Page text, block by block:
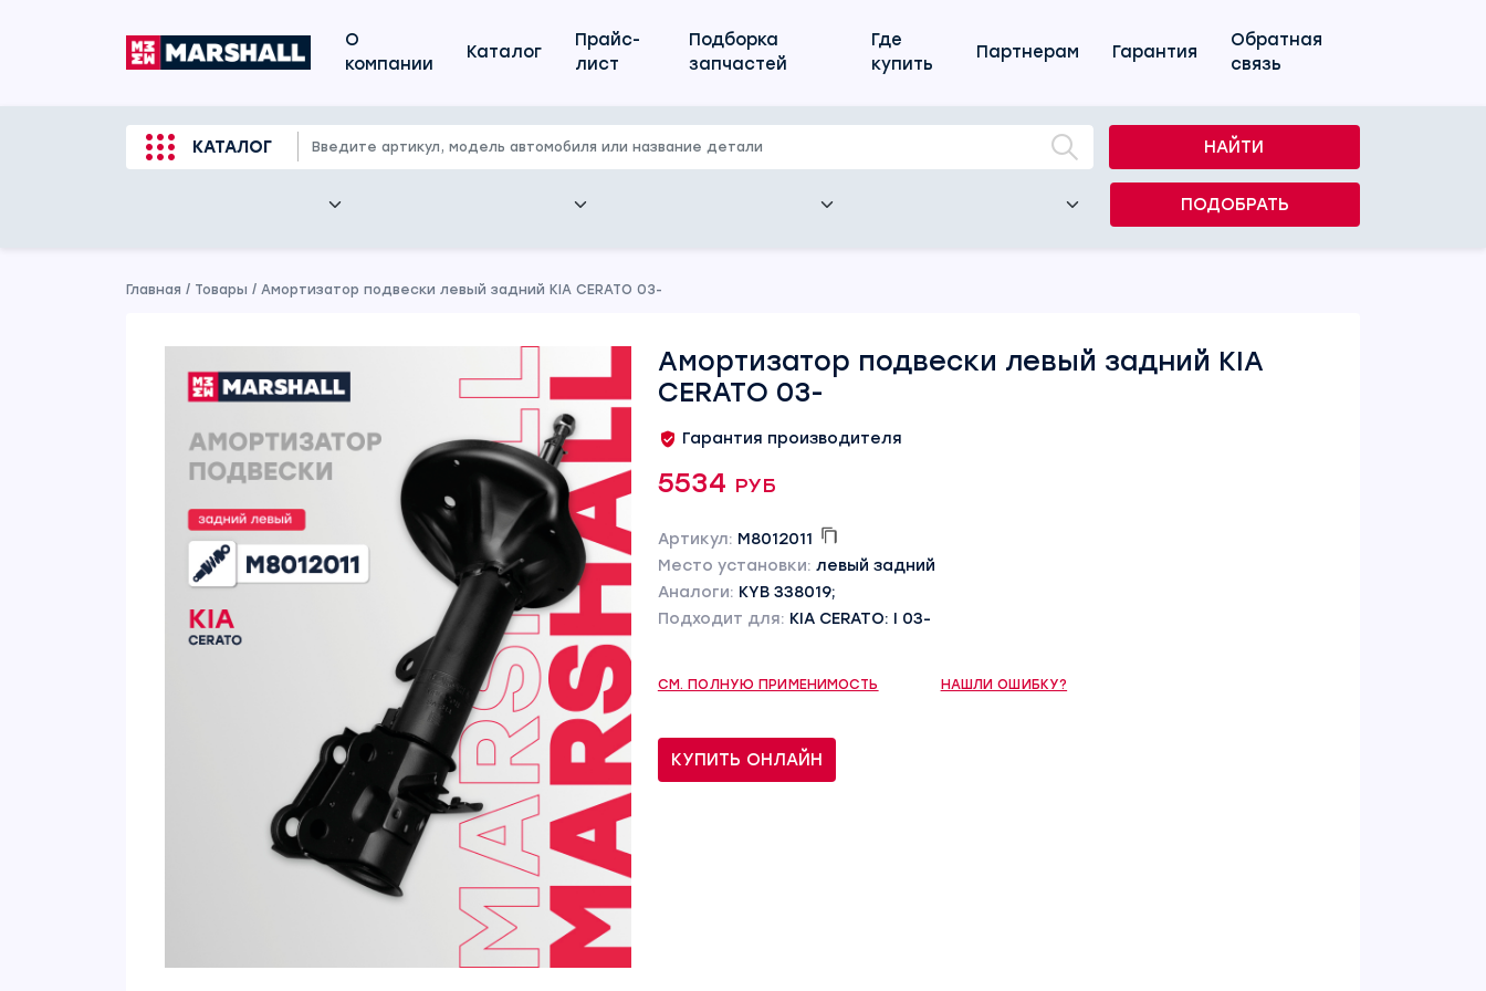
О
компании
Каталог
Прайс-
лист
Подборка
запчастей
Где
купить
Партнерам Гарантия
Обратная
связь
КАТАЛОГ НАЙТИ
ПОДОБРАТЬ
Главная / Товары / Амортизатор подвески левый задний KIA CERATO 03-
Амортизатор подвески левый задний KIA
CERATO 03-
Гарантия производителя
5534 руб
Артикул: M8012011
Место установки: левый задний
Аналоги: KYB 338019;
Подходит для: KIA CERATO: I 03-
СМ. ПОЛНУЮ ПРИМЕНИМОСТЬ НАШЛИ ОШИБКУ?
КУПИТЬ ОНЛАЙН